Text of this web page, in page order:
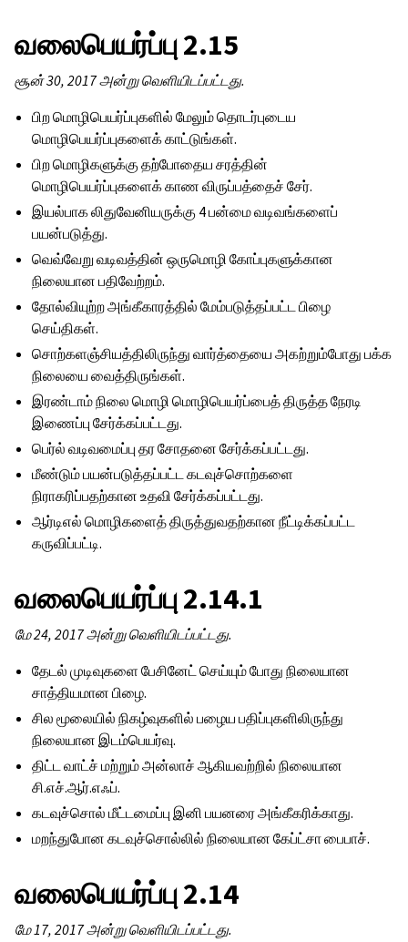
வலைபெயர்ப்பு 2.15
சூன் 30, 2017 அன்று வெளியிடப்பட்டது.
பிற மொழிபெயர்ப்புகளில் மேலும் தொடர்புடைய
மொழிபெயர்ப்புகளைக் காட்டுங்கள்.
பிற மொழிகளுக்கு தற்போதைய சரத்தின்
மொழிபெயர்ப்புகளைக் காண விருப்பத்தைச் சேர்.
இயல்பாக லிதுவேனியருக்கு 4 பன்மை வடிவங்களைப்
பயன்படுத்து.
வெவ்வேறு வடிவத்தின் ஒருமொழி கோப்புகளுக்கான
நிலையான பதிவேற்றம்.
தோல்வியுற்ற அங்கீகாரத்தில் மேம்படுத்தப்பட்ட பிழை
செய்திகள்.
சொற்களஞ்சியத்திலிருந்து வார்த்தையை அகற்றும்போது பக்க
நிலையை வைத்திருங்கள்.
இரண்டாம் நிலை மொழி மொழிபெயர்ப்பைத் திருத்த நேரடி
இணைப்பு சேர்க்கப்பட்டது.
பெர்ல் வடிவமைப்பு தர சோதனை சேர்க்கப்பட்டது.
மீண்டும் பயன்படுத்தப்பட்ட கடவுச்சொற்களை
நிராகரிப்பதற்கான உதவி சேர்க்கப்பட்டது.
ஆர்டிஎல் மொழிகளைத் திருத்துவதற்கான நீட்டிக்கப்பட்ட
கருவிப்பட்டி.
வலைபெயர்ப்பு 2.14.1
மே 24, 2017 அன்று வெளியிடப்பட்டது.
தேடல் முடிவுகளை பேசினேட் செய்யும் போது நிலையான
சாத்தியமான பிழை.
சில மூலையில் நிகழ்வுகளில் பழைய பதிப்புகளிலிருந்து
நிலையான இடம்பெயர்வு.
திட்ட வாட்ச் மற்றும் அன்லாச் ஆகியவற்றில் நிலையான
சி.எச்.ஆர்.எஃப்.
கடவுச்சொல் மீட்டமைப்பு இனி பயனரை அங்கீகரிக்காது.
மறந்துபோன கடவுச்சொல்லில் நிலையான கேப்ட்சா பைபாச்.
வலைபெயர்ப்பு 2.14
மே 17, 2017 அன்று வெளியிடப்பட்டது.